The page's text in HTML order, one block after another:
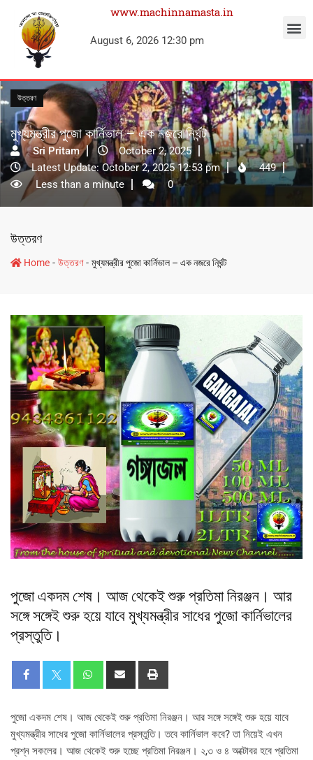
www.machinnamasta.in
August 6, 2026 12:30 pm
উত্তরণ
মুখ্যমন্ত্রীর পুজো কার্নিভাল – এক নজরে নির্ঘন্ট
Sri Pritam
October 2, 2025
Latest Update: October 2, 2025 12:53 pm
449
Less than a minute
0
উত্তরণ
Home - উত্তরণ- মুখ্যমন্ত্রীর পুজো কার্নিভাল – এক নজরে নির্ঘন্ট
পুজো একদম শেষ। আজ থেকেই শুরু প্রতিমা নিরঞ্জন। আর
সঙ্গে সঙ্গেই শুরু হয়ে যাবে মুখ্যমন্ত্রীর সাধের পুজো কার্নিভালের
প্রস্তুতি।
পুজো একদম শেষ। আজ থেকেই শুরু প্রতিমা নিরঞ্জন। আর সঙ্গে সঙ্গেই শুরু হয়ে যাবে
মুখ্যমন্ত্রীর সাধের পুজো কার্নিভালের প্রস্তুতি। তবে কার্নিভাল কবে? তা নিয়েই এখন
প্রশ্ন সকলের। আজ থেকেই শুরু হচ্ছে প্রতিমা নিরঞ্জন। ২,৩ ও ৪ অক্টোবর হবে প্রতিমা